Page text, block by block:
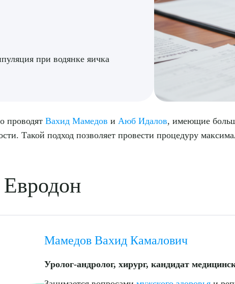
при водянке яичка
проводят Вахид Мамедов и Аюб Идалов, имеющие
Такой подход позволяет провести процедуру
Мамедов Вахид Камалович
Уролог-андролог, хирург, кандидат